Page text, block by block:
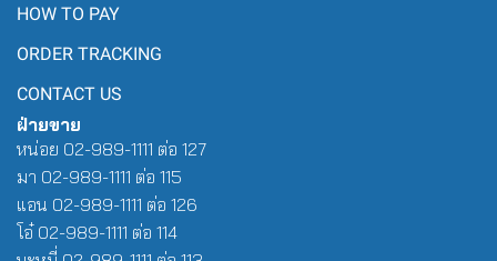
HOW TO PAY
ORDER TRACKING
CONTACT US
ฝ่ายขาย
หน่อย 02-989-1111 ต่อ 127
มา 02-989-1111 ต่อ 115
แอน 02-989-1111 ต่อ 126
โอ๋ 02-989-1111 ต่อ 114